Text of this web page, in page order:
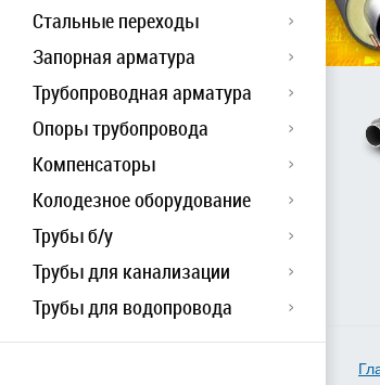
Стальные переходы
Запорная арматура
Трубопроводная арматура
Опоры трубопровода
Компенсаторы
Колодезное оборудование
Трубы б/у
Трубы для канализации
Трубы для водопровода